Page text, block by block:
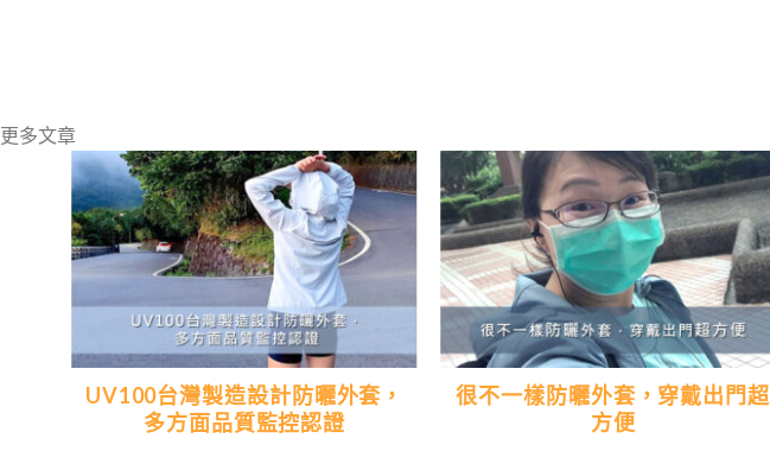
更多文章
UV100台灣製造設計防曬外套，
多方面品質監控認證
很不一樣防曬外套，穿戴出門超
方便